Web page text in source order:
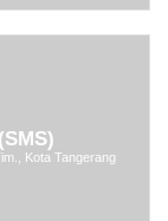
Kota Tangerang